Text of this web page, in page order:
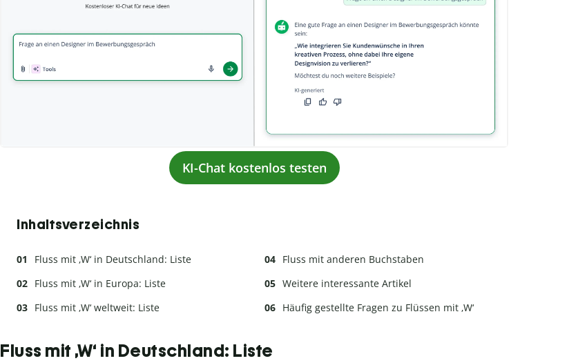
KI-Chat kostenlos testen
Inhaltsverzeichnis
Fluss mit ‚W‘ in Deutschland: Liste
Fluss mit ‚W‘ in Europa: Liste
Fluss mit ‚W‘ weltweit: Liste
Fluss mit anderen Buchstaben
Weitere interessante Artikel
Häufig gestellte Fragen zu Flüssen mit ‚W‘
Fluss mit ‚W‘ in Deutschland: Liste